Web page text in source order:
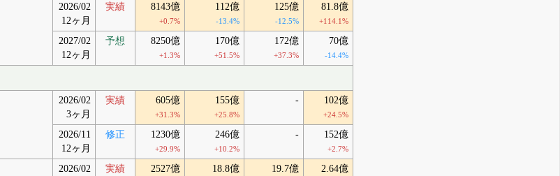
2026/02
12ヶ月
実績 8143億
+0.7%
112億
-13.4%
125億
-12.5%
81.8億
+114.1%
2027/02
12ヶ月
予想 8250億
+1.3%
170億
+51.5%
172億
+37.3%
70億
-14.4%
2026/02
3ヶ月
実績 605億
+31.3%
155億
+25.8%
- 102億
+24.5%
2026/11
12ヶ月
修正 1230億
+29.9%
246億
+10.2%
- 152億
+2.7%
2026/02
実績 2527億 18.8億 19.7億 2.64億